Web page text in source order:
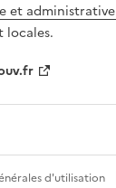
et administrative
locales.
d'utilisation